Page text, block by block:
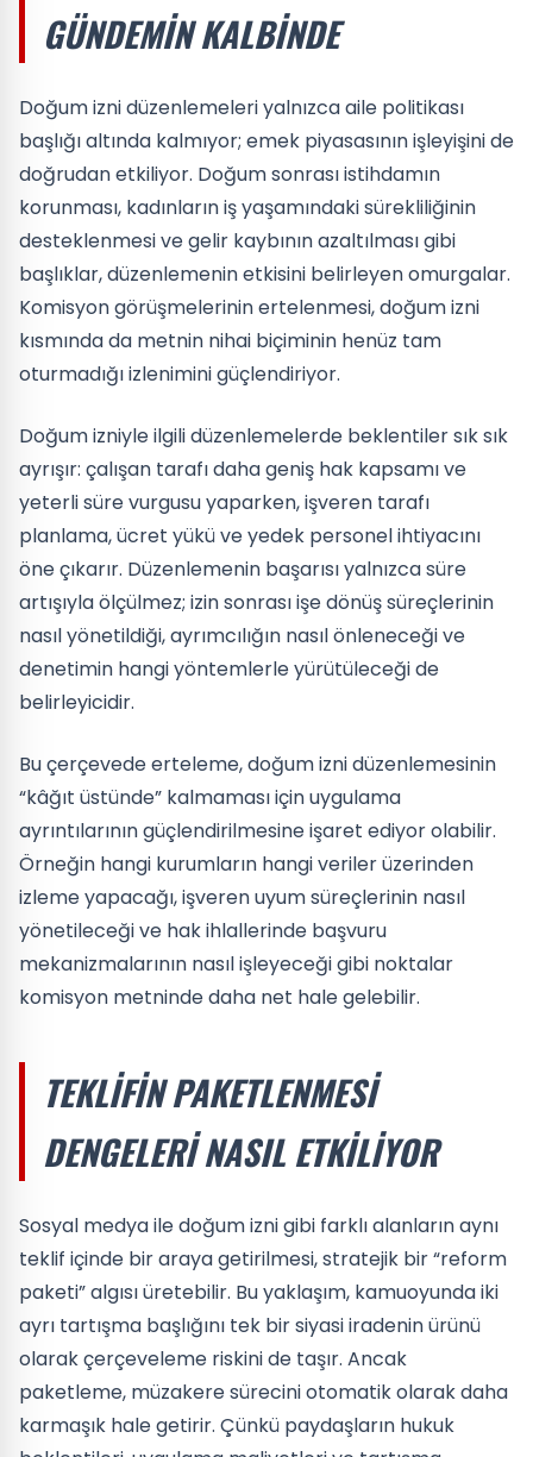
GÜNDEMIN KALBINDE
Doğum izni düzenlemeleri yalnızca aile politikası
başlığı altında kalmıyor; emek piyasasının işleyişini de
doğrudan etkiliyor. Doğum sonrası istihdamın
korunması, kadınların iş yaşamındaki sürekliliğinin
desteklenmesi ve gelir kaybının azaltılması gibi
başlıklar, düzenlemenin etkisini belirleyen omurgalar.
Komisyon görüşmelerinin ertelenmesi, doğum izni
kısmında da metnin nihai biçiminin henüz tam
oturmadığı izlenimini güçlendiriyor.
Doğum izniyle ilgili düzenlemelerde beklentiler sık sık
ayrışır: çalışan tarafı daha geniş hak kapsamı ve
yeterli süre vurgusu yaparken, işveren tarafı
planlama, ücret yükü ve yedek personel ihtiyacını
öne çıkarır. Düzenlemenin başarısı yalnızca süre
artışıyla ölçülmez; izin sonrası işe dönüş süreçlerinin
nasıl yönetildiği, ayrımcılığın nasıl önleneceği ve
denetimin hangi yöntemlerle yürütüleceği de
belirleyicidir.
Bu çerçevede erteleme, doğum izni düzenlemesinin
“kâğıt üstünde” kalmaması için uygulama
ayrıntılarının güçlendirilmesine işaret ediyor olabilir.
Örneğin hangi kurumların hangi veriler üzerinden
izleme yapacağı, işveren uyum süreçlerinin nasıl
yönetileceği ve hak ihlallerinde başvuru
mekanizmalarının nasıl işleyeceği gibi noktalar
komisyon metninde daha net hale gelebilir.
TEKLIFIN PAKETLENMESI
DENGELERI NASIL ETKILIYOR
Sosyal medya ile doğum izni gibi farklı alanların aynı
teklif içinde bir araya getirilmesi, stratejik bir “reform
paketi” algısı üretebilir. Bu yaklaşım, kamuoyunda iki
ayrı tartışma başlığını tek bir siyasi iradenin ürünü
olarak çerçeveleme riskini de taşır. Ancak
paketleme, müzakere sürecini otomatik olarak daha
karmaşık hale getirir. Çünkü paydaşların hukuk